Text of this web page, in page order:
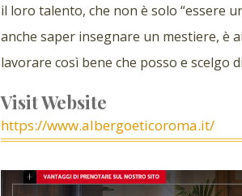
il loro talento, che non è solo “essere
anche saper insegnare un mestiere, è
lavorare così bene che posso e scelgo
Visit Website
https://www.albergoeticoroma.it/